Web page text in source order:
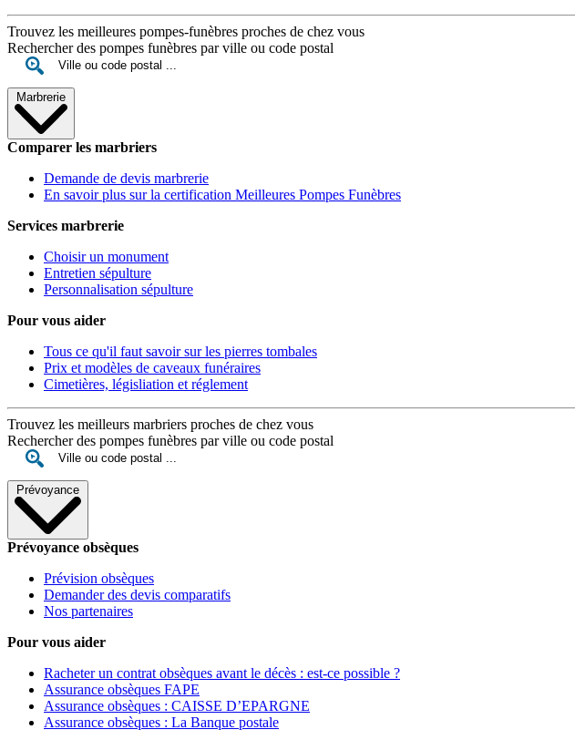
Trouvez les meilleures pompes-funèbres proches de chez vous
Rechercher des pompes funèbres par ville ou code postal
Marbrerie
Comparer les marbriers
Demande de devis marbrerie
En savoir plus sur la certification Meilleures Pompes Funèbres
Services marbrerie
Choisir un monument
Entretien sépulture
Personnalisation sépulture
Pour vous aider
Tous ce qu'il faut savoir sur les pierres tombales
Prix et modèles de caveaux funéraires
Cimetières, législiation et réglement
Trouvez les meilleurs marbriers proches de chez vous
Rechercher des pompes funèbres par ville ou code postal
Prévoyance
Prévoyance obsèques
Prévision obsèques
Demander des devis comparatifs
Nos partenaires
Pour vous aider
Racheter un contrat obsèques avant le décès : est-ce possible ?
Assurance obsèques FAPE
Assurance obsèques : CAISSE D’EPARGNE
Assurance obsèques : La Banque postale